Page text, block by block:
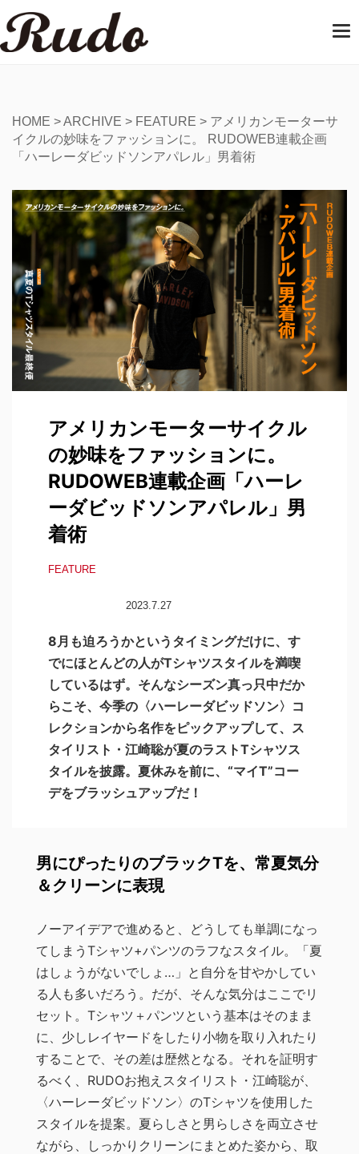
T
i
HOME >ARCHIVE > FEATURE > アメリカンモーターサ
イクルの妙味をファッションに。 RUDOWEB連載企画
「ハーレーダビッドソンアパレル」男着術
アメリカンモーターサイクル
の妙味をファッションに。
RUDOWEB連載企画「ハーレ
ーダビッドソンアパレル」男
着術
FEATURE
2023.7.27
8月も迫ろうかというタイミングだけに、す
でにほとんどの人がTシャツスタイルを満喫
しているはず。そんなシーズン真っ只中だか
らこそ、今季の〈ハーレーダビッドソン〉コ
レクションから名作をピックアップして、ス
タイリスト・江崎聡が夏のラストTシャツス
タイルを披露。夏休みを前に、“マイT”コー
デをブラッシュアップだ！
男にぴったりのブラックTを、常夏気分
＆クリーンに表現
ノーアイデアで進めると、どうしても単調になっ
てしまうTシャツ+パンツのラフなスタイル。「夏
はしょうがないでしょ…」と自分を甘やかしてい
る人も多いだろう。だが、そんな気分はここでリ
セット。Tシャツ＋パンツという基本はそのまま
に、少しレイヤードをしたり小物を取り入れたり
することで、その差は歴然となる。それを証明す
るべく、RUDOお抱えスタイリスト・江崎聡が、
〈ハーレーダビッドソン〉のTシャツを使用した
スタイルを提案。夏らしさと男らしさを両立させ
ながら、しっかりクリーンにまとめた姿から、取